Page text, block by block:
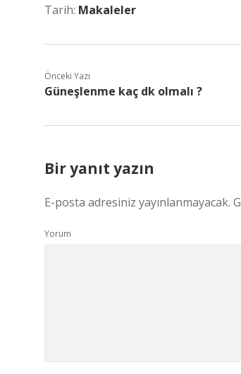
Tarih: Makaleler
Önceki Yazı
Güneşlenme kaç dk olmalı ?
Bir yanıt yazın
E-posta adresiniz yayınlanmayacak.
Yorum